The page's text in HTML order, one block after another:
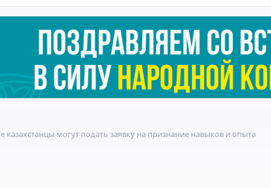
казахстанцы могут подать заявку на признание навыков и опыта